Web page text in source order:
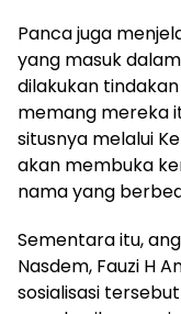
Panca juga
yang masuk
dilakukan
memang mereka
situsnya melalui
akan membuka
nama yang
Sementara itu,
Nasdem, Fauzi H
sosialisasi